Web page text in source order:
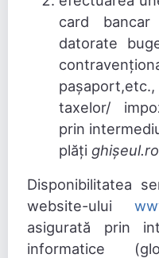
card
datorate
taxelor/
prin
plăți
Disponibilitatea
website-ului
asigurată prin
informatice